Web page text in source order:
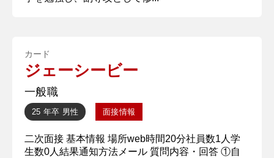
カード
ジェーシービー
一般職
25 年卒 男性 面接情報
二次面接 基本情報 場所web時間20分社員数1人学
生数0人結果通知方法メール 質問内容・回答 ①自